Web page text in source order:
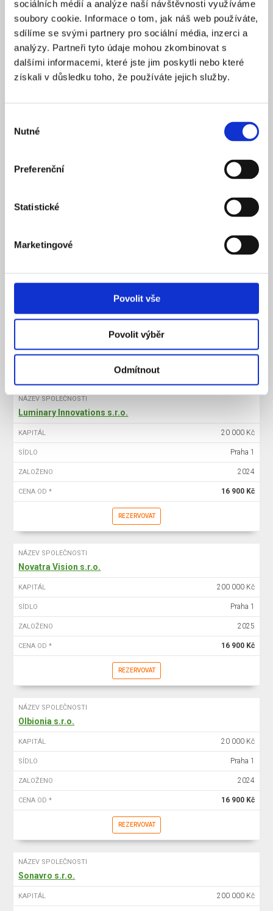
sociálních médií a analýze naší návštěvnosti využíváme
soubory cookie. Informace o tom, jak náš web používáte,
sdílíme se svými partnery pro sociální média, inzerci a
analýzy. Partneři tyto údaje mohou zkombinovat s
dalšími informacemi, které jste jim poskytli nebo které
získali v důsledku toho, že používáte jejich služby.
souhlasu
Nutné
Preferenční
Statistické
Marketingové
Povolit vše
Povolit výběr
Odmítnout
ZALOŽENO 2025
CENA OD * 15 900 Kč
REZERVOVAT
20 000 Kč
Praha 1
ZALOŽENO 2025
NÁZEV SPOLEČNOSTI
ZALOŽENO 2025
NÁZEV SPOLEČNOSTI
Luminary Innovations s.r.o.
KAPITÁL 20 000 Kč
SÍDLO Praha 1
ZALOŽENO 2024
CENA OD * 16 900 Kč
REZERVOVAT
NÁZEV SPOLEČNOSTI
Novatra Vision s.r.o.
KAPITÁL 200 000 Kč
SÍDLO Praha 1
ZALOŽENO 2025
CENA OD * 16 900 Kč
REZERVOVAT
NÁZEV SPOLEČNOSTI
Olbionia s.r.o.
KAPITÁL 20 000 Kč
SÍDLO Praha 1
ZALOŽENO 2024
CENA OD * 16 900 Kč
REZERVOVAT
NÁZEV SPOLEČNOSTI
Sonavro s.r.o.
KAPITÁL 200 000 Kč